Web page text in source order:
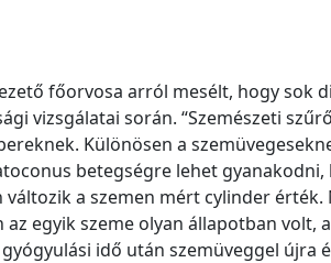
főorvosa arról mesélt, hogy sok
vizsgálatai során. “Szemészeti
Különösen a
betegségre lehet gyanakodni,
a szemen mért cylinder
egyik szeme olyan állapotban volt,
idő után szemüveggel újra